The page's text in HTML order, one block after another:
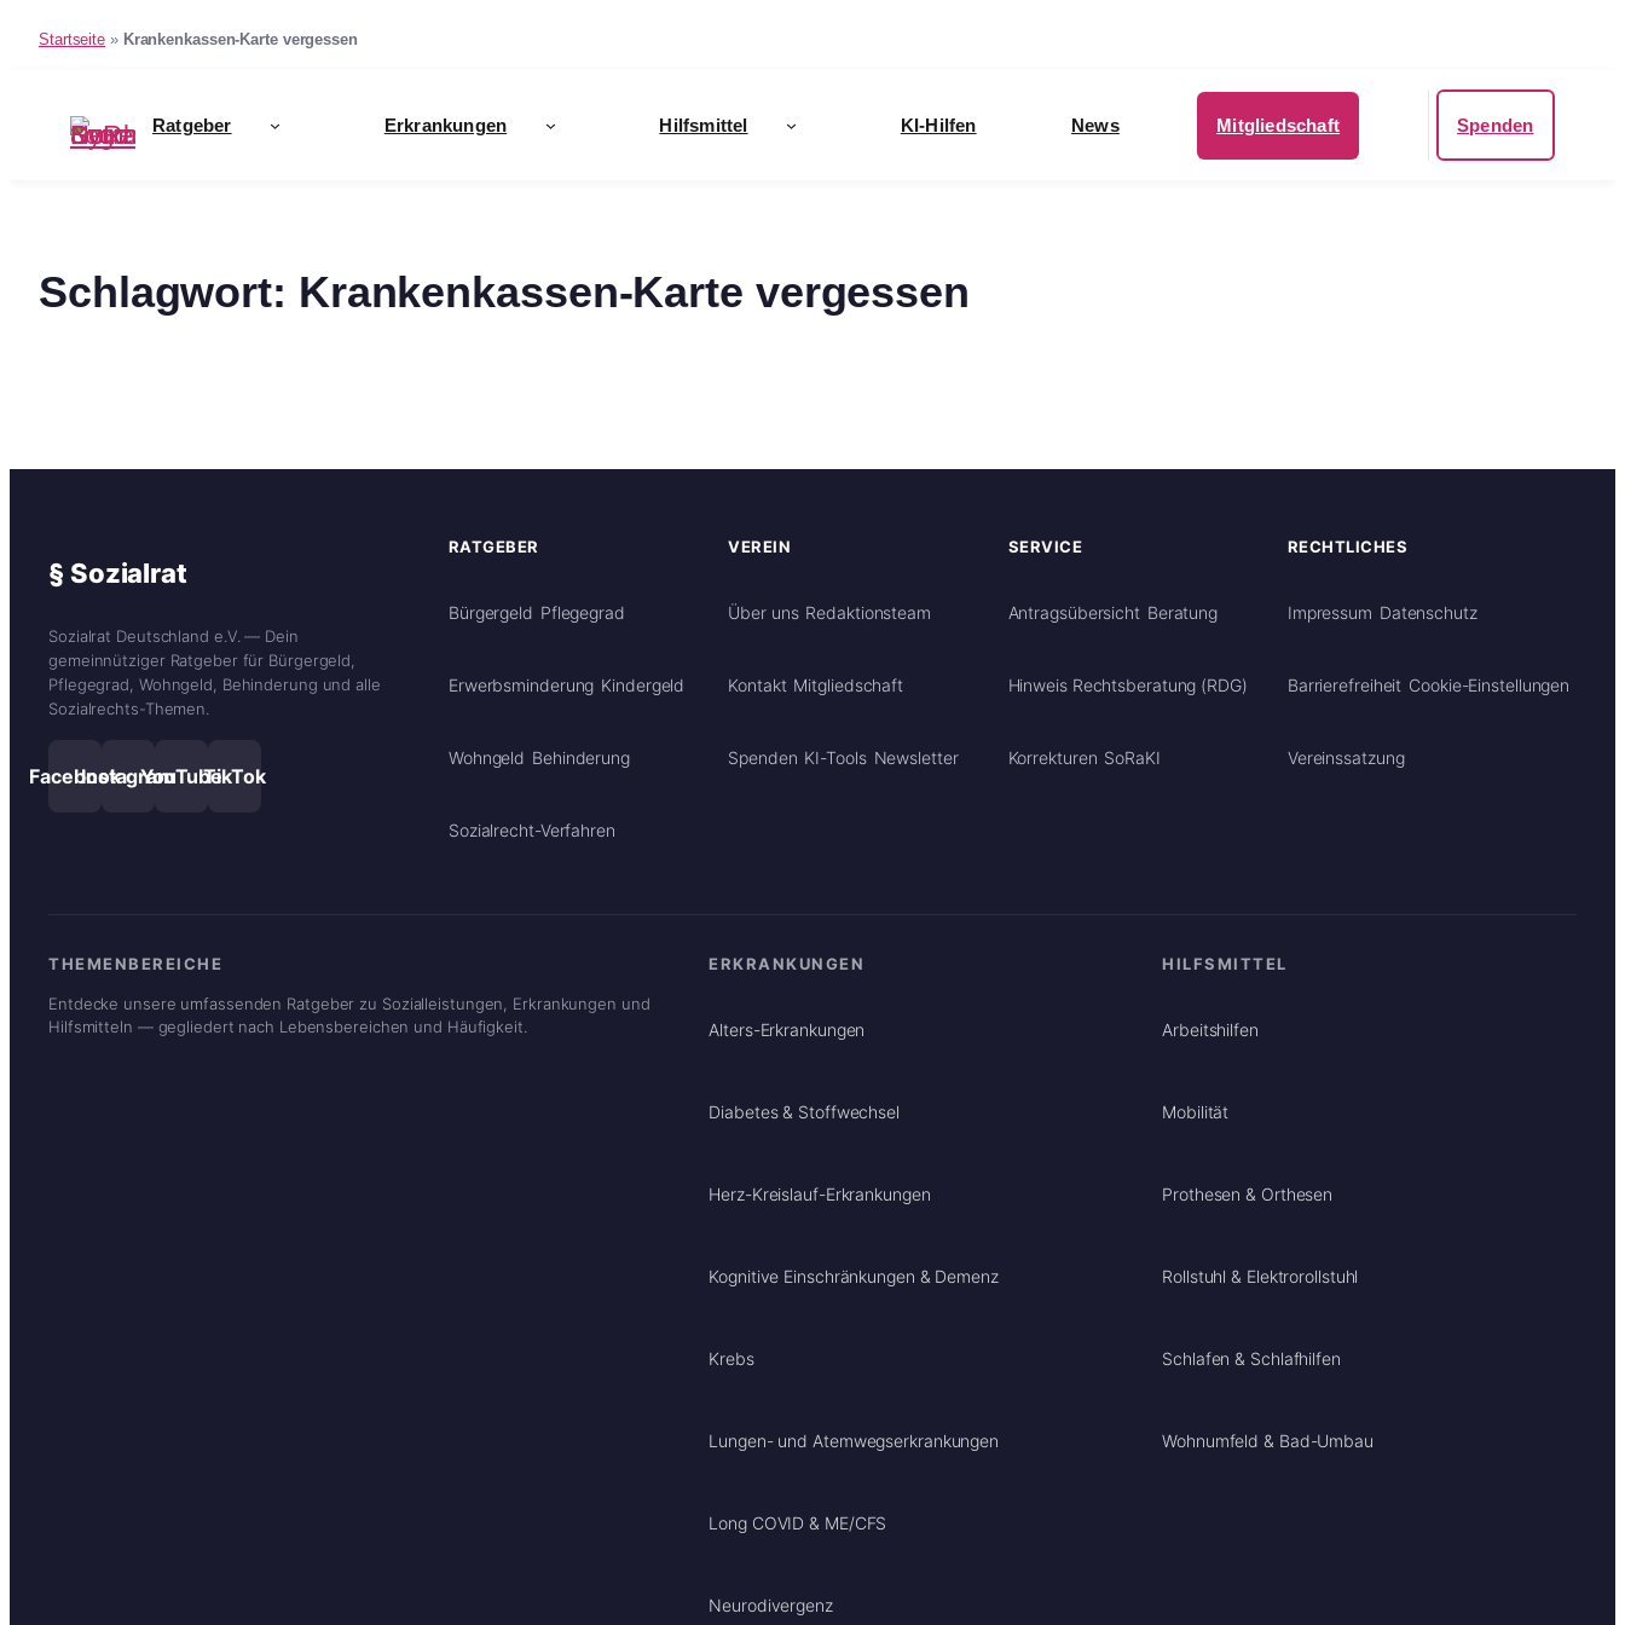
Startseite » Krankenkassen-Karte vergessen
Inhalt
springen
Ratgeber Erkrankungen Hilfsmittel KI-Hilfen News Mitgliedschaft Spenden
Schlagwort: Krankenkassen-Karte vergessen
§ Sozialrat
Sozialrat Deutschland e.V. — Dein
gemeinnütziger Ratgeber für Bürgergeld,
Pflegegrad, Wohngeld, Behinderung und alle
Sozialrechts-Themen.
FacebookInstagramYouTubeTikTok
RATGEBER
Bürgergeld Pflegegrad
Erwerbsminderung Kindergeld
Wohngeld Behinderung
Sozialrecht-Verfahren
VEREIN
Über uns Redaktionsteam
Kontakt Mitgliedschaft
Spenden KI-Tools Newsletter
SERVICE
Antragsübersicht Beratung
Hinweis Rechtsberatung (RDG)
Korrekturen SoRaKI
RECHTLICHES
Impressum Datenschutz
Barrierefreiheit Cookie-Einstellungen
Vereinssatzung
THEMENBEREICHE
Entdecke unsere umfassenden Ratgeber zu Sozialleistungen, Erkrankungen und
Hilfsmitteln — gegliedert nach Lebensbereichen und Häufigkeit.
ERKRANKUNGEN
Alters-Erkrankungen
Diabetes & Stoffwechsel
Herz-Kreislauf-Erkrankungen
Kognitive Einschränkungen & Demenz
Krebs
Lungen- und Atemwegserkrankungen
Long COVID & ME/CFS
Neurodivergenz
HILFSMITTEL
Arbeitshilfen
Mobilität
Prothesen & Orthesen
Rollstuhl & Elektrorollstuhl
Schlafen & Schlafhilfen
Wohnumfeld & Bad-Umbau